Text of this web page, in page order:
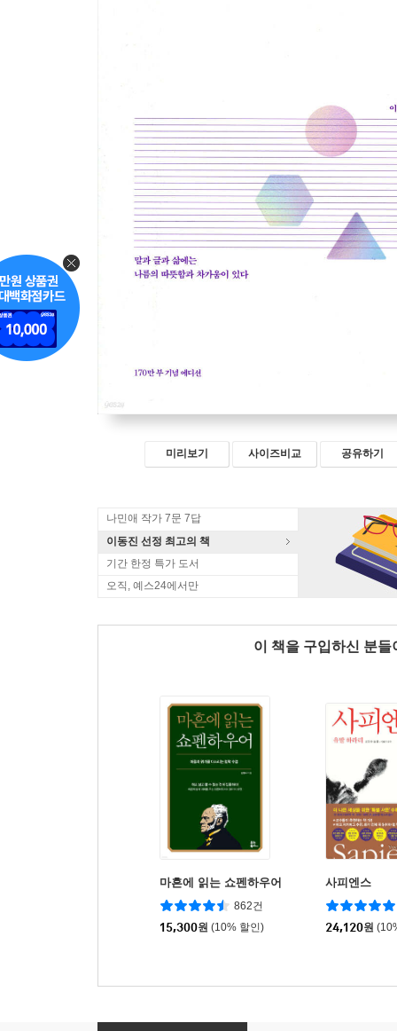
미리보기 사이즈비교 공유하기
나민애 작가 7문 7답
이동진 선정 최고의 책
기간 한정 특가 도서
오직, 예스24에서만
이 책을 구입하신 분
마흔에 읽는 쇼펜하우어
862건
15,300원 (10% 할인)
사피엔스
24,120원